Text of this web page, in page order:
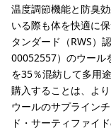
温度調節機能と防臭
いる際も体を快適に
タンダード（RWS）
00052557）のウール
を35％混紡して多用
購入することは、よ
ウールのサプライン
ド・サーティファイ